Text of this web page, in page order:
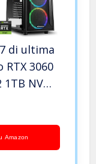
di ultima
RTX 3060
NVME
Amazon